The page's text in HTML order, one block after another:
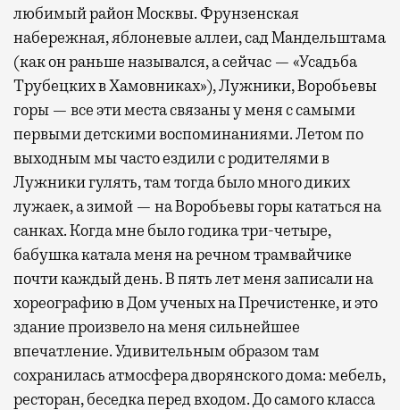
любимый район Москвы. Фрунзенская
набережная, яблоневые аллеи, сад Мандельштама
(как он раньше назывался, а сейчас — «Усадьба
Трубецких в Хамовниках»), Лужники, Воробьевы
горы — все эти места связаны у меня с самыми
первыми детскими воспоминаниями. Летом по
выходным мы часто ездили с родителями в
Лужники гулять, там тогда было много диких
лужаек, а зимой — на Воробьевы горы кататься на
санках. Когда мне было годика три-четыре,
бабушка катала меня на речном трамвайчике
почти каждый день. В пять лет меня записали на
хореографию в Дом ученых на Пречистенке, и это
здание произвело на меня сильнейшее
впечатление. Удивительным образом там
сохранилась атмосфера дворянского дома: мебель,
ресторан, беседка перед входом. До самого класса